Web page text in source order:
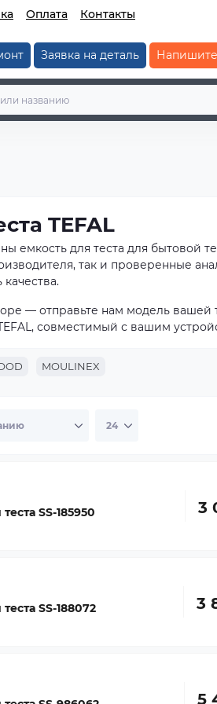
Оплата Контакты
Заявка на деталь
TEFAL
емкость для теста для бытовой
так и проверенные
— отправьте нам модель
совместимый с вашим
MOULINEX
SS-185950 3
SS-188072 3
5